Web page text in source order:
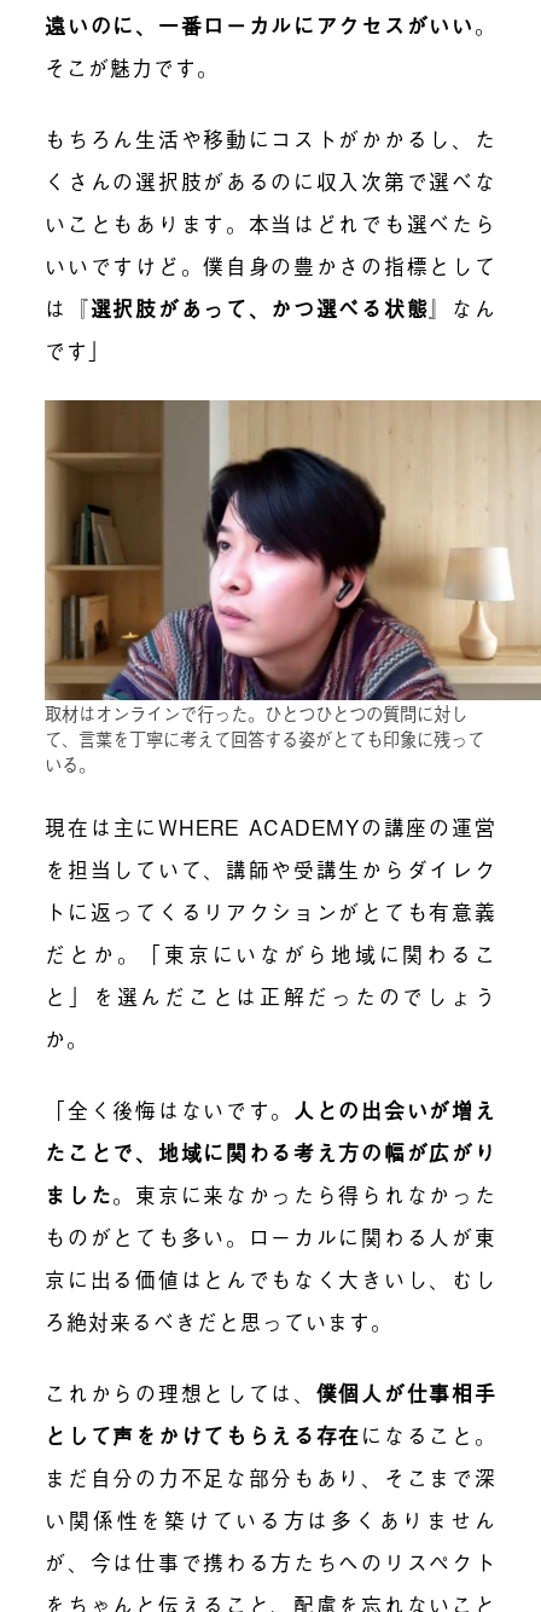
遠いのに、一番ローカルにアクセスがいい。
そこが魅力です。
もちろん生活や移動にコストがかかるし、た
くさんの選択肢があるのに収入次第で選べな
いこともあります。本当はどれでも選べたら
いいですけど。僕自身の豊かさの指標として
は『選択肢があって、かつ選べる状態』なん
です」
取材はオンラインで行った。ひとつひとつの質問に対し
て、言葉を丁寧に考えて回答する姿がとても印象に残って
いる。
現在は主にWHERE ACADEMYの講座の運営
を担当していて、講師や受講生からダイレク
トに返ってくるリアクションがとても有意義
だとか。「東京にいながら地域に関わるこ
と」を選んだことは正解だったのでしょう
か。
「全く後悔はないです。 人との出会いが増え
たことで、地域に関わる考え方の幅が広がり
ました。 東京に来なかったら得られなかった
ものがとても多い。ローカルに関わる人が東
京に出る価値はとんでもなく大きいし、むし
ろ絶対来るべきだと思っています。
これからの理想としては、 僕個人が仕事相手
として声をかけてもらえる存在になること。
まだ自分の力不足な部分もあり、そこまで深
い関係性を築けている方は多くありません
が、今は仕事で携わる方たちへのリスペクト
をちゃんと伝えること、配慮を忘れないこと